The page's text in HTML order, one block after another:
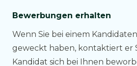
Bewerbungen erhalten
Wenn Sie bei einem
geweckt haben, kontaktiert er
Kandidat sich bei Ihnen